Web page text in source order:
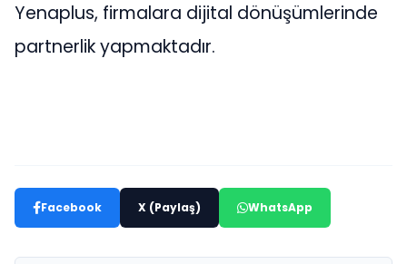
Yenaplus, firmalara dijital dönüşümlerinde
partnerlik yapmaktadır.
Facebook X (Paylaş) WhatsApp